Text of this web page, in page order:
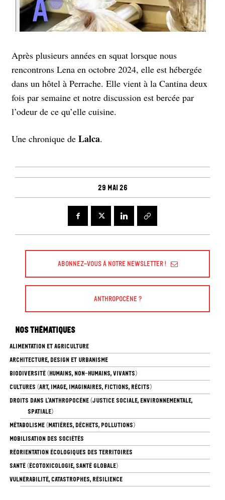
Après plusieurs années en squat lorsque nous
rencontrons Lena en octobre 2024, elle est hébergée
dans un hôtel à Perrache. Elle vient à la Cantina deux
fois par semaine et notre discussion est bercée par
l’odeur de ce qu’elle cuisine.
Une chronique de Lalca.
29 mai 26
Abonnez-vous à Notre Newsletter !
Anthropocène ?
Nos thématiques
ALIMENTATION ET AGRICULTURE
ARCHITECTURE, DESIGN ET URBANISME
BIODIVERSITÉ (HUMAINS, NON-HUMAINS, VIVANTS)
CULTURES (ART, IMAGE, IMAGINAIRES, FICTIONS, RÉCITS)
DROITS DANS L’ANTHROPOCÈNE (JUSTICE SOCIALE, ENVIRONNEMENTALE,
SPATIALE)
MÉTABOLISME (MATIÈRES, DÉCHETS, POLLUTIONS)
MOBILISATION DES SOCIÉTÉS
RÉORIENTATION ÉCOLOGIQUES DES TERRITOIRES
SANTÉ (ÉCOTOXICOLOGIE, SANTÉ GLOBALE)
VULNÉRABILITÉ, CATASTROPHES, RÉSILIENCE